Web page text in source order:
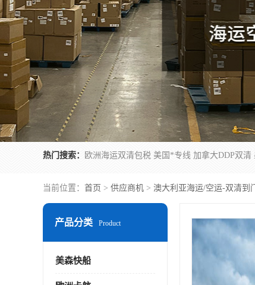
热门搜索：
当前位置： 首页 > 供应商机 > 澳大利亚海运/空运-双清到门
产品分类 Product
美森快船